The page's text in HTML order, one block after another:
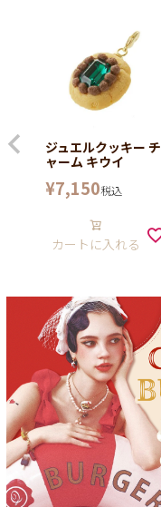
ジュエルクッキー チ
ャーム キウイ
¥7,150税込
カートに入れる